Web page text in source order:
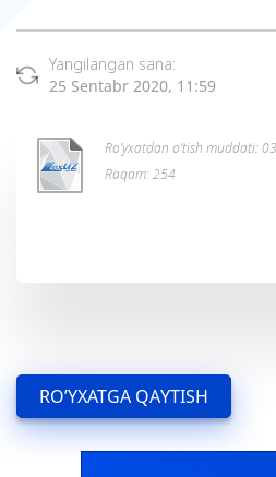
Yangilangan sana:
25 Sentabr 2020, 11:59
Ro’yxatdan o’tish muddati:
Raqam: 254
RO’YXATGA QAYTISH